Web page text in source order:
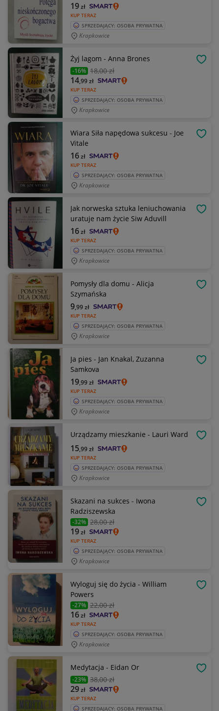
KUP TERAZ
19zł
SPRZEDAJĄCY: OSOBA PRYWATNA
Krapkowice
Żyj lagom - Anna Brones
-16% 18,00 zł
KUP TERAZ
14,99zł
SPRZEDAJĄCY: OSOBA PRYWATNA
Krapkowice
Wiara Siła napędowa sukcesu - Joe
Vitale
KUP TERAZ
16zł
SPRZEDAJĄCY: OSOBA PRYWATNA
Krapkowice
Jak norweska sztuka leniuchowania
uratuje nam życie Siw Aduvill
KUP TERAZ
16zł
SPRZEDAJĄCY: OSOBA PRYWATNA
Krapkowice
Pomysły dla domu - Alicja
Szymańska
KUP TERAZ
9,99zł
SPRZEDAJĄCY: OSOBA PRYWATNA
Krapkowice
Ja pies - Jan Knakal, Zuzanna
Samkova
KUP TERAZ
19,99zł
SPRZEDAJĄCY: OSOBA PRYWATNA
Krapkowice
Urządzamy mieszkanie - Lauri Ward
KUP TERAZ
15,99zł
SPRZEDAJĄCY: OSOBA PRYWATNA
Krapkowice
Skazani na sukces - Iwona
Radziszewska
-32% 28,00 zł
KUP TERAZ
19zł
SPRZEDAJĄCY: OSOBA PRYWATNA
Krapkowice
Wyloguj się do życia - William
Powers
-27% 22,00 zł
KUP TERAZ
16zł
SPRZEDAJĄCY: OSOBA PRYWATNA
Krapkowice
Medytacja - Eidan Or
-23% 38,00 zł
KUP TERAZ
29zł
SPRZEDAJĄCY: OSOBA PRYWATNA